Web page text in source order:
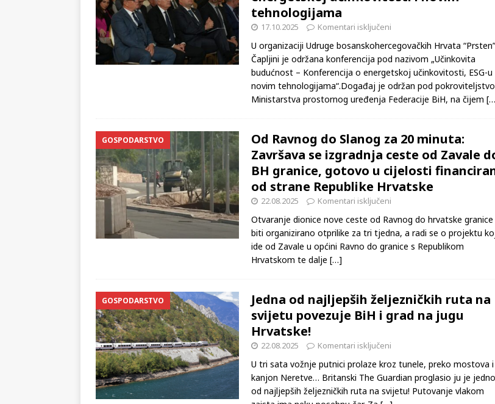
energetskoj učinkovitosti i novim
tehnologijama
17.10.2025 Komentari isključeni
U organizaciji Udruge bosanskohercegovačkih Hrvata “Prsten”
Čapljini je održana konferencija pod nazivom „Učinkovita
budućnost – Konferencija o energetskoj učinkovitosti, ESG-u
novim tehnologijama“.Događaj je održan pod
GOSPODARSTVO
Od Ravnog do Slanog za 20 minuta:
Završava se izgradnja ceste od Zavale
BH granice, gotovo u cijelosti
od strane Republike Hrvatske
22.08.2025 Komentari isključeni
Otvaranje dionice nove ceste od Ravnog do hrvatske granice
biti organizirano otprilike za tri tjedna, a radi se o projektu koji
ide od Zavale u općini Ravno do granice s Republikom
GOSPODARSTVO
Jedna od najljepših željezničkih ruta na
svijetu povezuje BiH i grad na jugu
Hrvatske!
22.08.2025 Komentari isključeni
U tri sata vožnje putnici prolaze kroz tunele, preko mostova i
kanjon Neretve… Britanski The Guardian proglasio ju je